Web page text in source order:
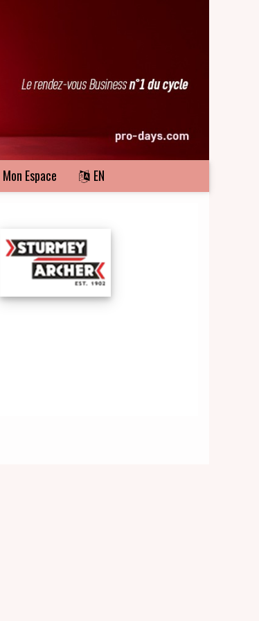
Mon Espace EN